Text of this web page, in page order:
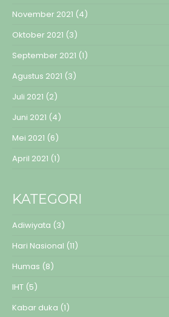
November 2021 (4)
Oktober 2021 (3)
September 2021 (1)
Agustus 2021 (3)
Juli 2021 (2)
Juni 2021 (4)
Mei 2021 (6)
April 2021 (1)
KATEGORI
Adiwiyata (3)
Hari Nasional (11)
Humas (8)
IHT (5)
Kabar duka (1)